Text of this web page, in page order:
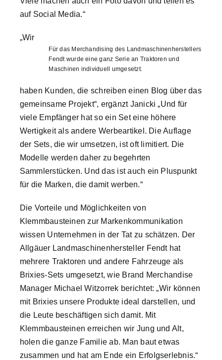
auf Social Media.“
Für das Merchandising des Landmaschinenherstellers
Fendt wurde eine ganz Serie an Traktoren und
Maschinen individuell umgesetzt.
„Wir
haben Kunden, die schreiben einen Blog über das
gemeinsame Projekt“, ergänzt Janicki „Und für
viele Empfänger hat so ein Set eine höhere
Wertigkeit als andere Werbeartikel. Die Auflage
der Sets, die wir umsetzen, ist oft limitiert. Die
Modelle werden daher zu begehrten
Sammlerstücken. Und das ist auch ein Pluspunkt
für die Marken, die damit werben.“
Die Vorteile und Möglichkeiten von
Klemmbausteinen zur Markenkommunikation
wissen Unternehmen in der Tat zu schätzen. Der
Allgäuer Landmaschinenhersteller Fendt hat
mehrere Traktoren und andere Fahrzeuge als
Brixies-Sets umgesetzt, wie Brand Merchandise
Manager Michael Witzorrek berichtet: „Wir können
mit Brixies unsere Produkte ideal darstellen, und
die Leute beschäftigen sich damit. Mit
Klemmbausteinen erreichen wir Jung und Alt,
holen die ganze Familie ab. Man baut etwas
zusammen und hat am Ende ein Erfolgserlebnis.“